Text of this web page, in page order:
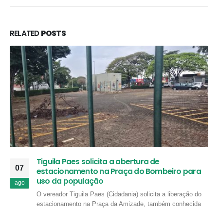
RELATEDPOSTS
07
ago
Tiguila Paes solicita a abertura de
estacionamento na Praça do Bombeiro para
uso da população
O vereador Tiguila Paes (Cidadania) solicita a liberação do
estacionamento na Praça da Amizade, também conhecida